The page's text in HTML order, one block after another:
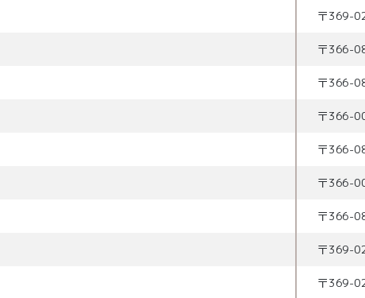
〒369-
〒366-
〒366-
〒366-
〒366-
〒366-
〒366-
〒369-
〒369-